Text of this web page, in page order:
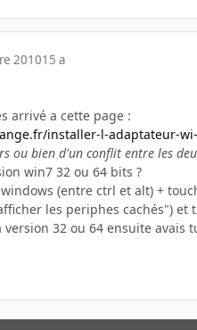
201015 a
arrivé a cette page :
installer-l-adaptateur-
ou bien d'un conflit entre les
win7 32 ou 64 bits ?
(entre ctrl et alt) +
les periphes cachés")
32 ou 64 ensuite avais